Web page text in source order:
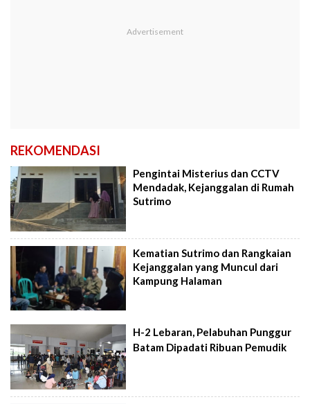
REKOMENDASI
Pengintai Misterius dan CCTV
Mendadak, Kejanggalan di Rumah
Sutrimo
Kematian Sutrimo dan Rangkaian
Kejanggalan yang Muncul dari
Kampung Halaman
H-2 Lebaran, Pelabuhan Punggur
Batam Dipadati Ribuan Pemudik